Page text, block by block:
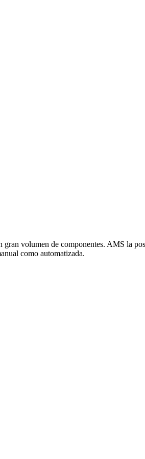
volumen de componentes. AMS la
como automatizada.